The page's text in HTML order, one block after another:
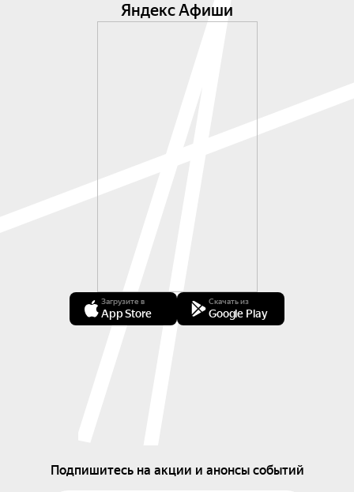
Яндекс Афиши
Загрузите в
App Store
Скачать из
Google Play
Подпишитесь на акции и анонсы событий